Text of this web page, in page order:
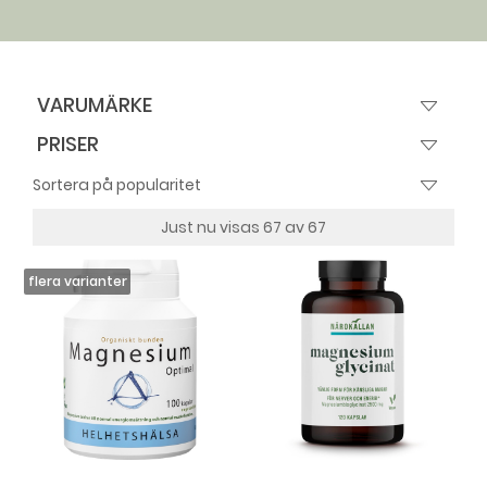
VARUMÄRKE
PRISER
Just nu visas 67 av 67